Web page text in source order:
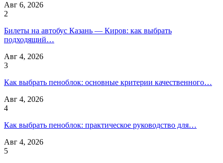
Авг 6, 2026
2
Билеты на автобус Казань — Киров: как выбрать
подходящий…
Авг 4, 2026
3
Как выбрать пеноблок: основные критерии качественного…
Авг 4, 2026
4
Как выбрать пеноблок: практическое руководство для…
Авг 4, 2026
5